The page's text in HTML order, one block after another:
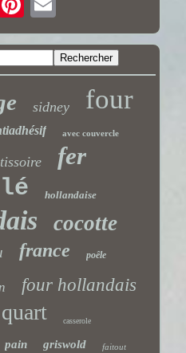
sidney four
avec couvercle
fer
hollandaise
cocotte
france poêle
four hollandais
quart casserole
pain griswold faitout